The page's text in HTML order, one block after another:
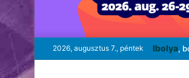
2026, augusztus 7., péntek Ibolya,